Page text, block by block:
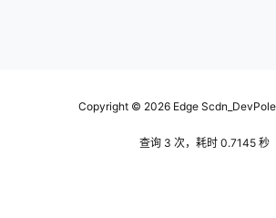
Copyright © 2026Edge
查询 3 次，耗时 0.7145 秒